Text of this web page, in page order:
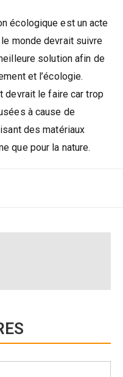
écologique est un acte
monde devrait suivre
solution afin de
et l’écologie.
devrait le faire car trop
à cause de
des matériaux
que pour la nature.